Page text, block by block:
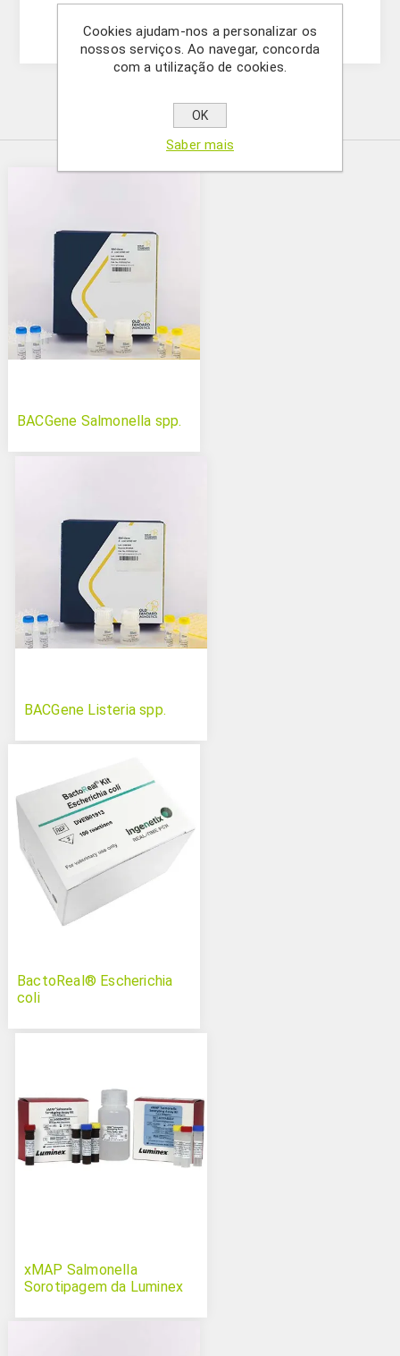
Produtos relacionados
BACGene Salmonella spp.
BACGene Listeria spp.
BactoReal® Escherichia
coli
xMAP Salmonella
Sorotipagem da Luminex
Cookies ajudam-nos a personalizar os
nossos serviços. Ao navegar, concorda
com a utilização de cookies.
OK
Saber mais